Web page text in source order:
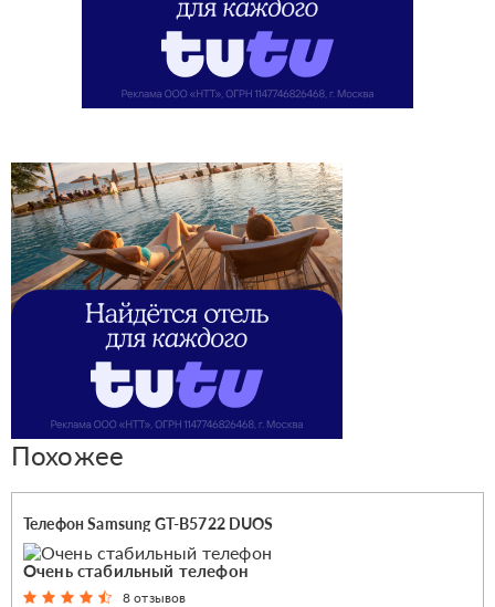
Похожее
Телефон Samsung GT-B5722 DUOS
Очень стабильный телефон
8 отзывов